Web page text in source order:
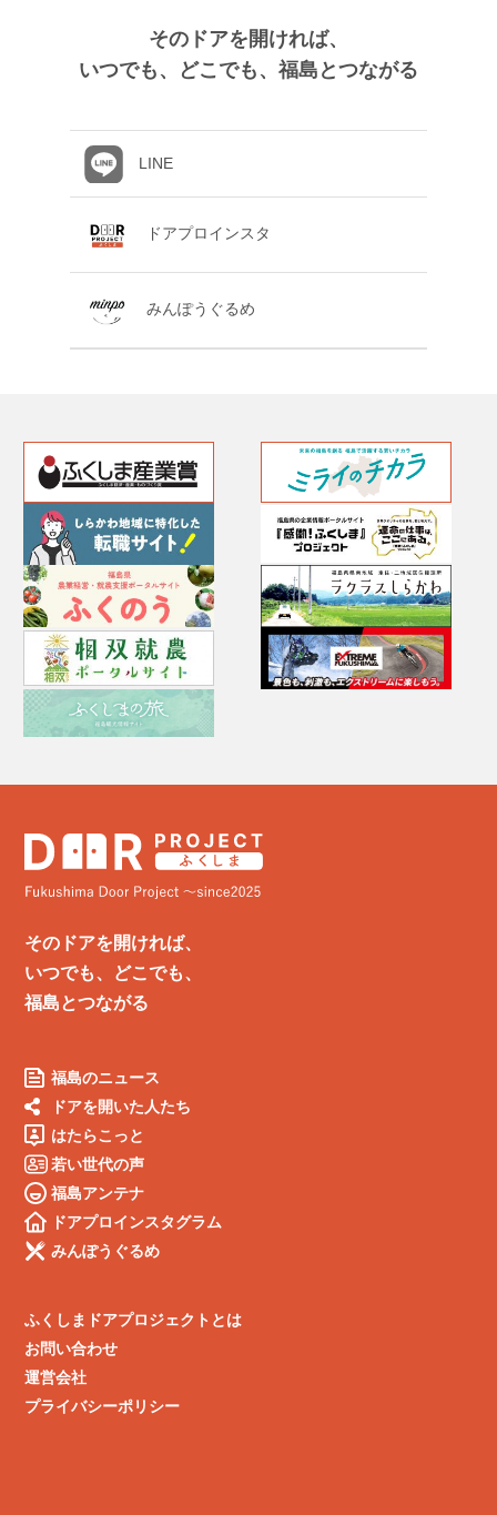
そのドアを開ければ、
いつでも、どこでも、福島とつながる
LINE
ドアプロインスタ
みんぽうぐるめ
そのドアを開ければ、
いつでも、どこでも、
福島とつながる
福島のニュース
ドアを開いた人たち
はたらこっと
若い世代の声
福島アンテナ
ドアプロインスタグラム
みんぽうぐるめ
ふくしまドアプロジェクトとは
お問い合わせ
運営会社
プライバシーポリシー